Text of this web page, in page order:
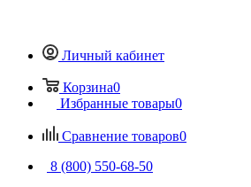
Личный кабинет
Корзина0
Избранные товары0
Сравнение товаров0
8 (800) 550-68-50